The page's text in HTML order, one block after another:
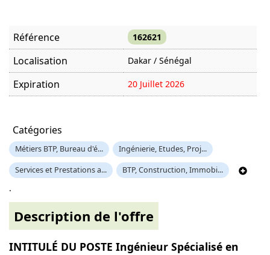
Référence 162621
Localisation Dakar / Sénégal
Expiration 20 Juillet 2026
Catégories
Métiers BTP, Bureau d'é... Ingénierie, Etudes, Proj...
Services et Prestations a... BTP, Construction, Immobi...
.
Description de l'offre
INTITULÉ DU POSTE Ingénieur Spécialisé en